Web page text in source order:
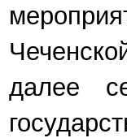
далее